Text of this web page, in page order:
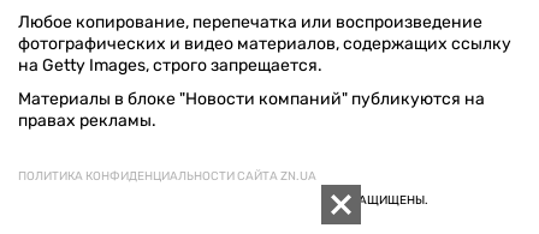
Любое копирование, перепечатка или воспроизведение
фотографических и видео материалов, содержащих ссылку
на Getty Images, строго запрещается.
Материалы в блоке "Новости компаний" публикуются на
правах рекламы.
ПОЛИТИКА КОНФИДЕНЦИАЛЬНОСТИ САЙТА ZN.UA
© 1994–2026 «ЗЕРКАЛО НЕДЕЛИ. УКРАИНА». ВСЕ ПРАВА ЗАЩИЩЕНЫ.